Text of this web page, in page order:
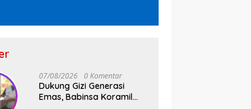
07/08/2026 0 Komentar
Dukung Gizi Generasi
Emas, Babinsa Koramil